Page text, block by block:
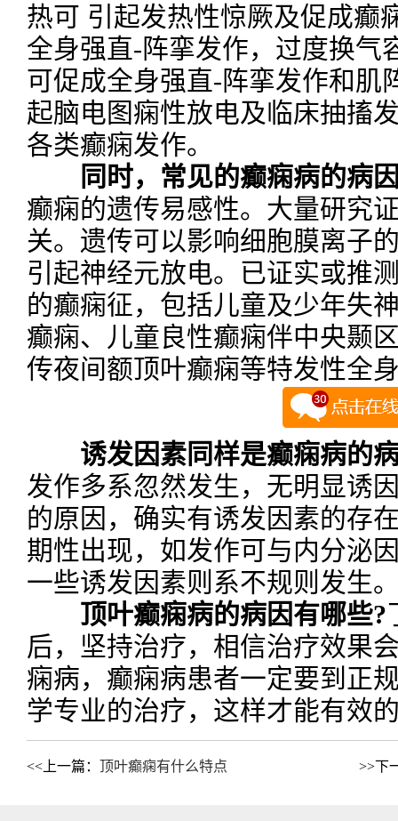
热可 引起发热性惊厥及促成癫
全身强直-阵挛发作，过度换气
可促成全身强直-阵挛发作和肌
起脑电图痫性放电及临床抽搐
各类癫痫发作。
同时，常见的癫痫病的病
癫痫的遗传易感性。大量研究
关。遗传可以影响细胞膜离子
引起神经元放电。已证实或推
的癫痫征，包括儿童及少年失
癫痫、儿童良性癫痫伴中央颞
传夜间额顶叶癫痫等特发性全
诱发因素同样是癫痫病的
发作多系忽然发生，无明显诱
的原因，确实有诱发因素的存
期性出现，如发作可与内分泌
一些诱发因素则系不规则发生
顶叶癫痫病的病因有哪些?
后，坚持治疗，相信治疗效果
痫病，癫痫病患者一定要到正
学专业的治疗，这样才能有效
<<上一篇： 顶叶癫痫有什么特点 >>下